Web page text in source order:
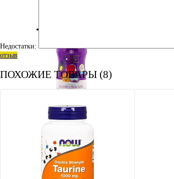
КОСМЕТИКА
АМИНОКИСЛОТЫ
Недостатки:
отзыв
ПОХОЖИЕ ТОВАРЫ (8)